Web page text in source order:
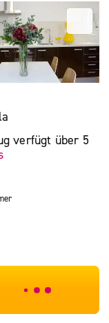
verfügt über 5
***************